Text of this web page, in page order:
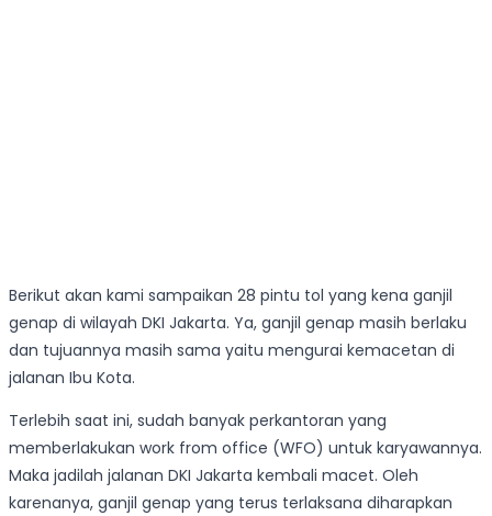
Berikut akan kami sampaikan 28 pintu tol yang kena ganjil
genap di wilayah DKI Jakarta. Ya, ganjil genap masih berlaku
dan tujuannya masih sama yaitu mengurai kemacetan di
jalanan Ibu Kota.
Terlebih saat ini, sudah banyak perkantoran yang
memberlakukan work from office (WFO) untuk karyawannya.
Maka jadilah jalanan DKI Jakarta kembali macet. Oleh
karenanya, ganjil genap yang terus terlaksana diharapkan